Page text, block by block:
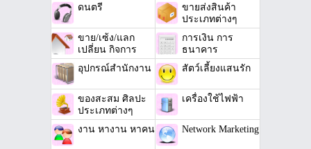
ดนตรี
ขายส่งสินค้า
ประเภทต่างๆ
ขาย/เซ้ง/แลก
เปลี่ยน กิจการ
การเงิน การ
ธนาคาร
อุปกรณ์สำนักงาน
สัตว์เลี้ยงแสนรัก
ของสะสม ศิลปะ
ประเภทต่างๆ
เครื่องใช้ไฟฟ้า
งาน หางาน หาคน Network Marketing